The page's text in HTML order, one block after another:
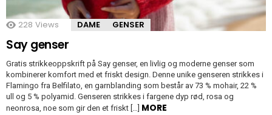
228 Views DAME GENSER
Say genser
Gratis strikkeoppskrift på Say genser, en livlig og moderne genser som
kombinerer komfort med et friskt design. Denne unike genseren strikkes i
Flamingo fra Belfilato, en garnblanding som består av 73 % mohair, 22 %
ull og 5 % polyamid. Genseren strikkes i fargene dyp rød, rosa og
neonrosa, noe som gir den et friskt […] MORE